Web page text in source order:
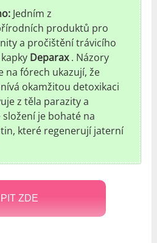
Jedním z
produktů pro
a pročištění trávicího
Deparax. Názory
na fórech ukazují, že
okamžitou detoxikaci
z těla parazity a
je bohaté na
které regenerují jaterní
ZDE